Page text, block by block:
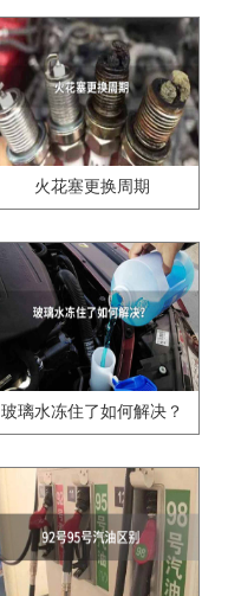
火花塞更换周期
玻璃水冻住了如何解决？